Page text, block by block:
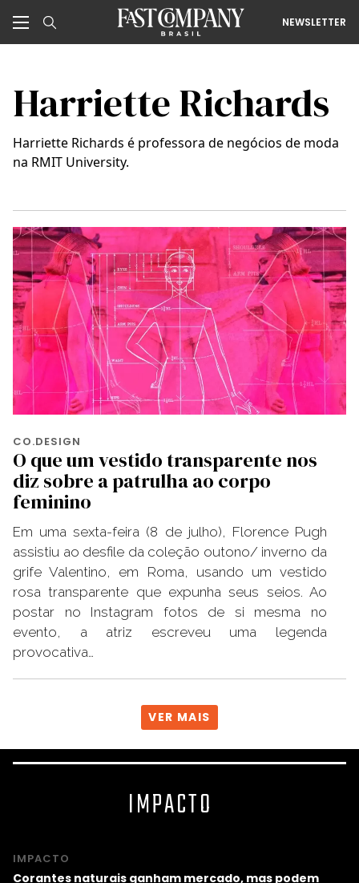
NEWSLETTER
Harriette Richards
Harriette Richards é professora de negócios de moda
na RMIT University.
CO.DESIGN
O que um vestido transparente nos
diz sobre a patrulha ao corpo
feminino
Em uma sexta-feira (8 de julho), Florence Pugh
assistiu ao desfile da coleção outono/ inverno da
grife Valentino, em Roma, usando um vestido
rosa transparente que expunha seus seios. Ao
postar no Instagram fotos de si mesma no
evento, a atriz escreveu uma legenda
provocativa…
VER MAIS
IMPACTO
IMPACTO
Corantes naturais ganham mercado, mas podem